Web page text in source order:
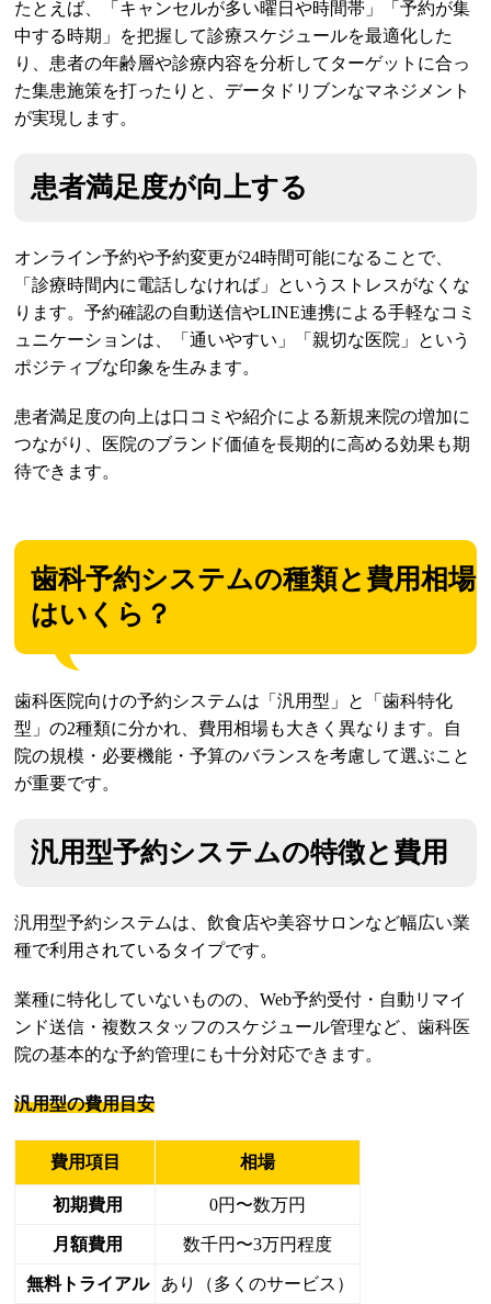
たとえば、「キャンセルが多い曜日や時間帯」「予約が集
中する時期」を把握して診療スケジュールを最適化した
り、患者の年齢層や診療内容を分析してターゲットに合っ
た集患施策を打ったりと、データドリブンなマネジメント
が実現します。
患者満足度が向上する
オンライン予約や予約変更が24時間可能になることで、
「診療時間内に電話しなければ」というストレスがなくな
ります。予約確認の自動送信やLINE連携による手軽なコミ
ュニケーションは、「通いやすい」「親切な医院」という
ポジティブな印象を生みます。
患者満足度の向上は口コミや紹介による新規来院の増加に
つながり、医院のブランド価値を長期的に高める効果も期
待できます。
歯科予約システムの種類と費用相場
はいくら？
歯科医院向けの予約システムは「汎用型」と「歯科特化
型」の2種類に分かれ、費用相場も大きく異なります。自
院の規模・必要機能・予算のバランスを考慮して選ぶこと
が重要です。
汎用型予約システムの特徴と費用
汎用型予約システムは、飲食店や美容サロンなど幅広い業
種で利用されているタイプです。
業種に特化していないものの、Web予約受付・自動リマイ
ンド送信・複数スタッフのスケジュール管理など、歯科医
院の基本的な予約管理にも十分対応できます。
汎用型の費用目安
費用項目 相場
初期費用 0円〜数万円
月額費用 数千円〜3万円程度
無料トライアル あり（多くのサービス）